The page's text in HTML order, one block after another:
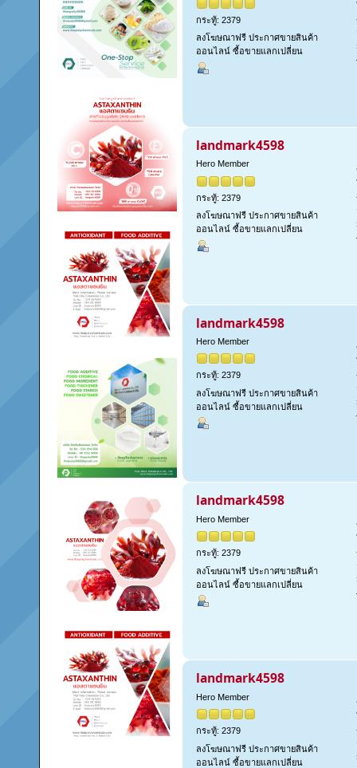
กระทู้: 2379
ลงโฆษณาฟรี ประกาศขายสินค้า
ออนไลน์ ซื้อขายแลกเปลี่ยน
landmark4598
Hero Member
กระทู้: 2379
ลงโฆษณาฟรี ประกาศขายสินค้า
ออนไลน์ ซื้อขายแลกเปลี่ยน
landmark4598
Hero Member
กระทู้: 2379
ลงโฆษณาฟรี ประกาศขายสินค้า
ออนไลน์ ซื้อขายแลกเปลี่ยน
landmark4598
Hero Member
กระทู้: 2379
ลงโฆษณาฟรี ประกาศขายสินค้า
ออนไลน์ ซื้อขายแลกเปลี่ยน
landmark4598
Hero Member
กระทู้: 2379
ลงโฆษณาฟรี ประกาศขายสินค้า
ออนไลน์ ซื้อขายแลกเปลี่ยน